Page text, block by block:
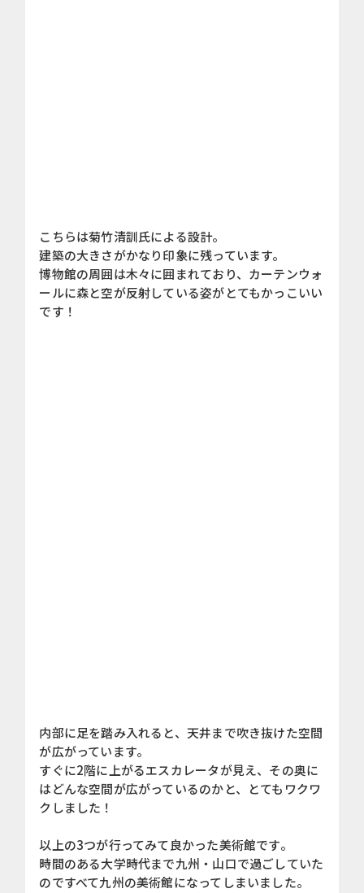
こちらは菊竹清訓氏による設計。
建築の大きさがかなり印象に残っています。
博物館の周囲は木々に囲まれており、カーテンウォ
ールに森と空が反射している姿がとてもかっこいい
です！
内部に足を踏み入れると、天井まで吹き抜けた空間
が広がっています。
すぐに2階に上がるエスカレータが見え、その奥に
はどんな空間が広がっているのかと、とてもワクワ
クしました！
以上の3つが行ってみて良かった美術館です。
時間のある大学時代まで九州・山口で過ごしていた
のですべて九州の美術館になってしまいました。